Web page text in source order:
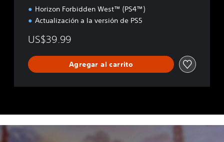
Horizon Forbidden West™ (PS4™)
Actualización a la versión de PS5
US$39.99
Agregar al carrito